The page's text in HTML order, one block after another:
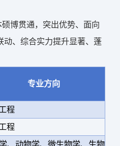
博贯通， 突出优势、面向
动、综合实力提升显著、蓬
专业方向
程
程